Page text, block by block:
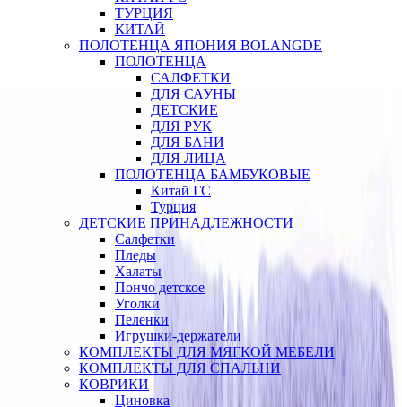
ТУРЦИЯ
КИТАЙ
ПОЛОТЕНЦА ЯПОНИЯ BOLANGDE
ПОЛОТЕНЦА
САЛФЕТКИ
ДЛЯ САУНЫ
ДЕТСКИЕ
ДЛЯ РУК
ДЛЯ БАНИ
ДЛЯ ЛИЦА
ПОЛОТЕНЦА БАМБУКОВЫЕ
Китай ГС
Турция
ДЕТСКИЕ ПРИНАДЛЕЖНОСТИ
Салфетки
Пледы
Халаты
Пончо детское
Уголки
Пеленки
Игрушки-держатели
КОМПЛЕКТЫ ДЛЯ МЯГКОЙ МЕБЕЛИ
КОМПЛЕКТЫ ДЛЯ СПАЛЬНИ
КОВРИКИ
Циновка